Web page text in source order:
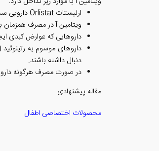
ارلیستات Orlistat دارویی ست که از طریق کاهش جذب چربی ها در کاهش وزن به کار می رود. مصرف این دارو ممکن است مانع جذب ویتامین های محلول در چربی از جمله ویتامین آ شود.
ویتامین آ در مصرف
داروهایی که عوارض کبدی
داروهای موسوم به
دنبال داشته باشند.
در صورت مصرف هرگونه
مقاله پیشنهادی
محصولات اختصاصی اطفال